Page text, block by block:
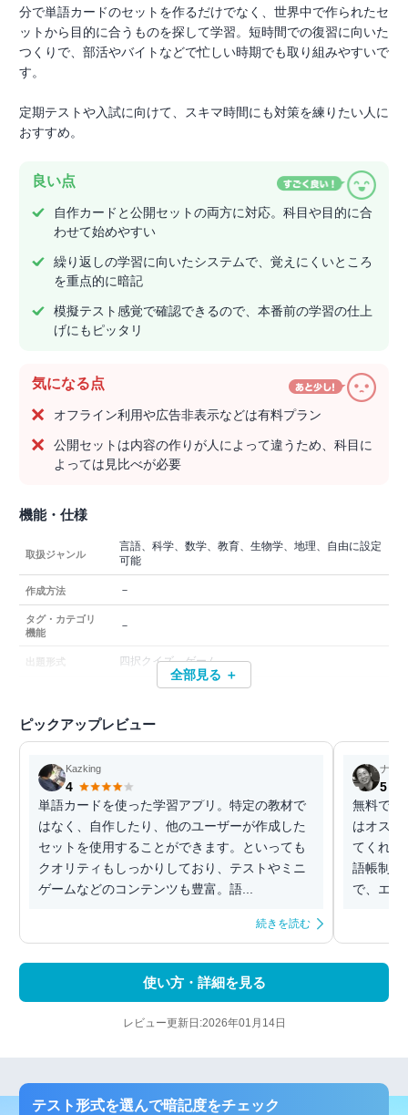
分で単語カードのセットを作るだけでなく、世界中で作られたセ
ットから目的に合うものを探して学習。短時間での復習に向いた
つくりで、部活やバイトなどで忙しい時期でも取り組みやすいで
す。
定期テストや入試に向けて、スキマ時間にも対策を練りたい人に
おすすめ。
良い点
自作カードと公開セットの両方に対応。科目や目的に合
わせて始めやすい
繰り返しの学習に向いたシステムで、覚えにくいところ
を重点的に暗記
模擬テスト感覚で確認できるので、本番前の学習の仕上
げにもピッタリ
気になる点
オフライン利用や広告非表示などは有料プラン
公開セットは内容の作りが人によって違うため、科目に
よっては見比べが必要
機能・仕様
取扱ジャンル
言語、科学、数学、教育、生物学、地理、自由に設定
可能
作成方法 －
タグ・カテゴリ
機能
－
出題形式 四択クイズ、ゲーム
全部見る ＋
ピックアップレビュー
Kazking
4
単語カードを使った学習アプリ。特定の教材で
はなく、自作したり、他のユーザーが作成した
セットを使用することができます。といっても
クオリティもしっかりしており、テストやミニ
ゲームなどのコンテンツも豊富。語...
続きを読む
ナオ
5
無料で使
はオスス
てくれる
語帳制作
で、エク
使い方・詳細を見る
レビュー更新日:2026年01月14日
テスト形式を選んで暗記度をチェック